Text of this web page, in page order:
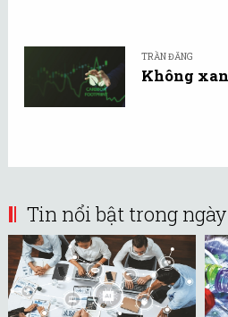
TRẦN ĐĂNG
Không
Tin nổi bật trong ngày